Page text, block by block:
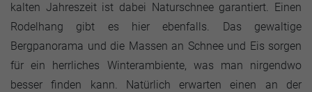
kalten Jahreszeit ist dabei Naturschnee garantiert. Einen
Rodelhang gibt es hier ebenfalls. Das gewaltige
Bergpanorama und die Massen an Schnee und Eis sorgen
für ein herrliches Winterambiente, was man nirgendwo
besser finden kann. Natürlich erwarten einen an der